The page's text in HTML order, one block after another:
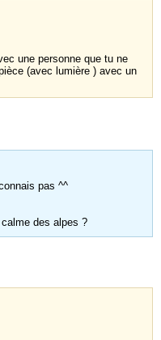
une personne que tu ne
(avec lumière ) avec un
pas ^^
des alpes ?